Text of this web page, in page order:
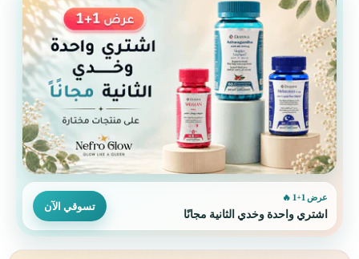
عرض 1+1 🔥
اشتري واحدة وخدي الثانية مجانًا
تسوقي الآن